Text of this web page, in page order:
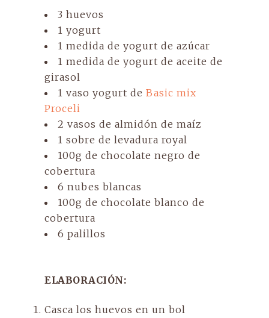
3 huevos
1 yogurt
1 medida de yogurt de azúcar
1 medida de yogurt de aceite de
girasol
1 vaso yogurt de Basic mix
Proceli
2 vasos de almidón de maíz
1 sobre de levadura royal
100g de chocolate negro de
cobertura
6 nubes blancas
100g de chocolate blanco de
cobertura
6 palillos
ELABORACIÓN:
Casca los huevos en un bol